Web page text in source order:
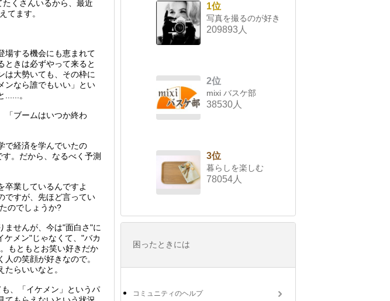
くさんいるから、最近
てます。
する機会にも恵まれて
ときは必ずやって来ると
は大勢いても、その枠に
ンなら誰でもいい」とい
。
ブームはいつか終わ
経済を学んでいたの
。だから、なるべく予測
業しているんですよ
ですが、先ほど言ってい
のでしょうか?
せんが、今は"面白さ"に
ケメン"じゃなくて、"バカ
もともとお笑い好きだか
の笑顔が好きなので。
らいいなと。
、「イケメン」というパ
1位
写真を撮るのが好き
209893人
2位
mixi バスケ部
38530人
3位
暮らしを楽しむ
78054人
困ったときには
コミュニティのヘルプ